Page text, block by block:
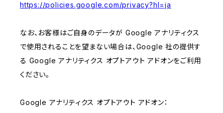
https://policies.google.com/privacy?hl=ja
なお、お客様はご自身のデータが Google アナリティクス
で使用されることを望まない場合は、Google 社の提供す
る Google アナリティクス オプトアウト アドオンをご利用
ください。
Google アナリティクス オプトアウト アドオン：